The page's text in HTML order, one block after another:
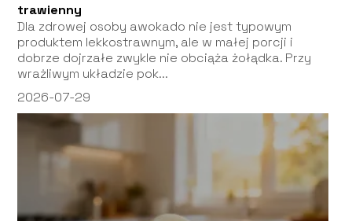
trawienny
Dla zdrowej osoby awokado nie jest typowym
produktem lekkostrawnym, ale w małej porcji i
dobrze dojrzałe zwykle nie obciąża żołądka. Przy
wrażliwym układzie pok...
2026-07-29